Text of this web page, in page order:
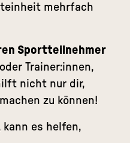
mehrfach
Sportteilnehmer
Trainer:innen,
nicht nur dir,
zu können!
kann es helfen,